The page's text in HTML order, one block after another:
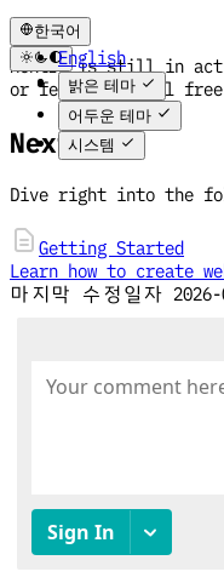
한국어
English
한국어
밝은 테마
어두운 테마
시스템
Hextra is still in
or feedback? Feel
Next
Dive right into the
Getting Started
Learn how to create
마지막 수정일자